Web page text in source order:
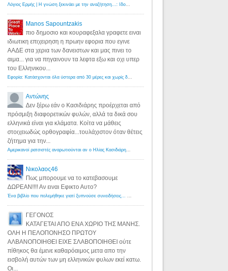
Λόγιος Ερμής | Η γνώση ξεκινάει με την αναζήτηση...: Ιδού οι 18 που χρωστούν 11 δις ευρώ!
Manos Sapountzakis
πιο δημοσιο και κουραφεξαλα γραφετε ειναι
ιδιωτικη επιχειρηση η πρωην εφορια που εγινε
ΑΑΔΕ στα χερια των δανειστων και μας πινει το
αιμα... για να πηγαινουν τα λεφτα εξω και οχι υπερ
του Ελληνικου...
Εφορία: Κατάσχονται όλα ύστερα από 30 μέρες και χωρίς δικαστικές αποφάσεις - Λόγιος Ερμής
Αντώνης
Δεν ξέρω εάν ο Κασιδιάρης προέρχεται από
πρόσμιξη διαφορετικών φυλών, αλλά τα δικά σου
ελληνικά είναι για κλάματα. Κοίτα να μάθεις
στοιχειωδώς ορθογραφία...τουλάχιστον όταν θέτεις
ζήτημα για την...
Αμερικανοί ρατσιστές αναρωτιούνται αν ο Ηλίας Κασιδιάρης ανήκει στη λευκή φυλή... - Λόγιος Ερμής
Νικολαος46
Πως μπορουμε να το κατεβασουμε
ΔΩΡΕΑΝ!!!! Αν ειναι Εφικτο Αυτο?
Ένα βιβλίο που πολεμήθηκε γιατί ξυπνούσε συνειδήσεις... - Λόγιος Ερμής | Η γνώση ξεκινάει με την αναζήτηση...
ΓΕΓΟΝΟΣ
ΚΑΤΑΓΕΤΑΙ ΑΠΟ ΕΝΑ ΧΩΡΙΟ ΤΗΣ ΜΑΝΗΣ.
ΟΛΗ Η ΠΕΛΟΠΟΝΗΣΟ ΠΡΩΤΟΥ
ΑΛΒΑΝΟΠΟΙΗΘΕΙ ΕΙΧΕ ΣΛΑΒΟΠΟΙΗΘΕΙ ούτε
πίθηκος θα έμενε καθαρόαιμος μετα απο την
εισβολή αυτών των μη ελληνικών φυλων εκεί κατω.
Οι...